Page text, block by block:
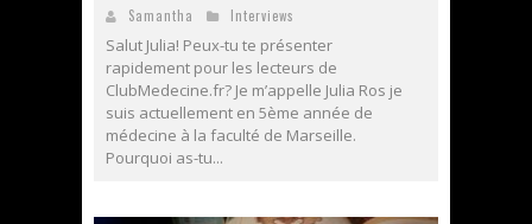
Samantha Interviews
Salut Julia! Peux-tu te présenter
rapidement pour les lecteurs de
ClubMedecine.fr? Je m’appelle Julia Ros je
suis actuellement en 5ème année de
médecine à la faculté de Marseille.
Pourquoi as-tu...